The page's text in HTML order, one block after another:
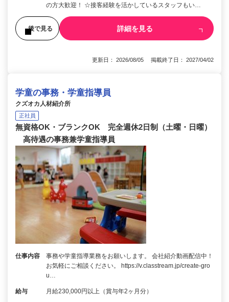
の方大歓迎！ ☆接客経験を活かしているスタッフもい…
後で見る 詳細を見る
更新日： 2026/08/05 掲載終了日： 2027/04/02
学童の事務・学童指導員
クズオカ人材紹介所
正社員
無資格OK・ブランクOK 完全週休2日制（土曜・日曜）
高待遇の事務兼学童指導員
仕事内容
事務や学童指導業務をお願いします。 会社紹介動画配信中！
お気軽にご相談ください。 https://v.classtream.jp/create-gro
u…
給与 月給230,000円以上（賞与年2ヶ月分）